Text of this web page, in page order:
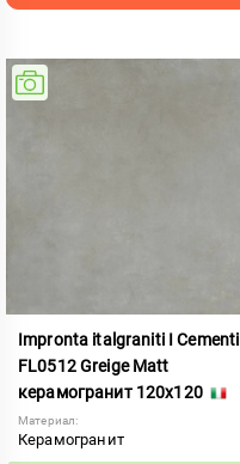
Impronta italgraniti I Cementi
FL0512 Greige Matt
керамогранит 120x120
Материал:
Керамогранит